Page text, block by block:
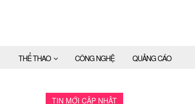
THỂ THAO CÔNG NGHỆ QUẢNG CÁO
TIN MỚI CẬP NHẬT